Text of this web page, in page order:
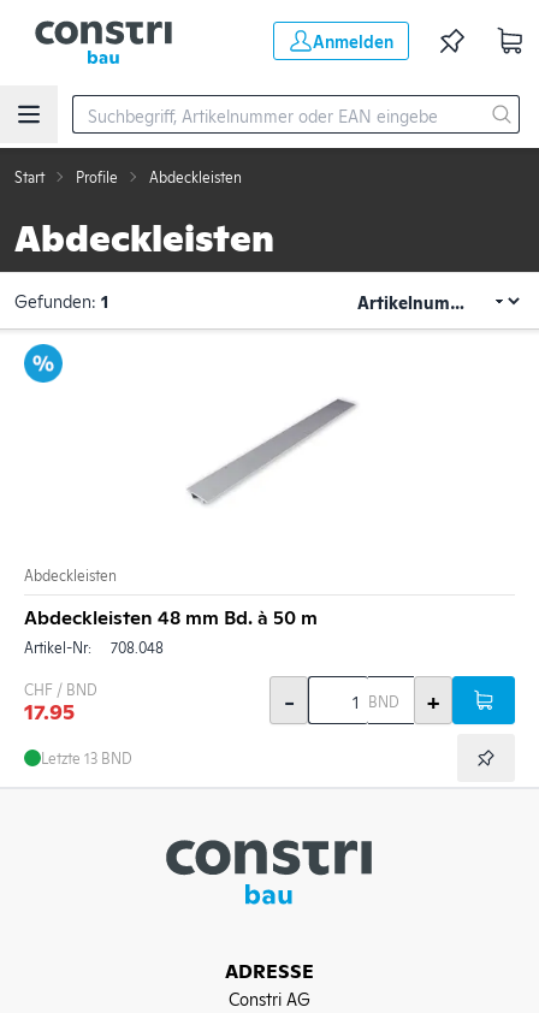
Anmelden
Start Profile Abdeckleisten
Abdeckleisten
Gefunden: 1
Abdeckleisten
Abdeckleisten 48 mm Bd. à 50 m
Artikel-Nr: 708.048
CHF / BND
17.95 - BND +
Letzte 13 BND
ADRESSE
Constri AG